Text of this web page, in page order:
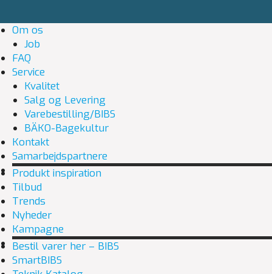
Om os
Job
FAQ
Service
Kvalitet
Salg og Levering
Varebestilling/BIBS
BÄKO-Bagekultur
Kontakt
Samarbejdspartnere
Produkt inspiration
Tilbud
Trends
Nyheder
Kampagne
Bestil varer her – BIBS
SmartBIBS